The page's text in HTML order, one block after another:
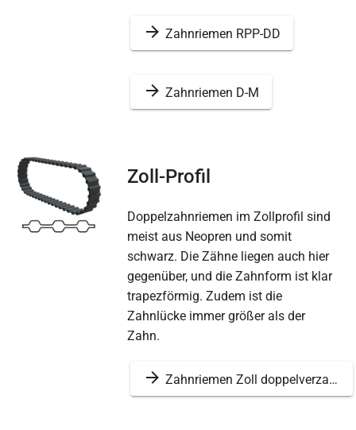
Zahnriemen RPP-DD
Zahnriemen D-M
Zoll-Profil
Doppelzahnriemen im Zollprofil sind
meist aus Neopren und somit
schwarz. Die Zähne liegen auch hier
gegenüber, und die Zahnform ist klar
trapezförmig. Zudem ist die
Zahnlücke immer größer als der
Zahn.
Zahnriemen Zoll doppelverzahnt